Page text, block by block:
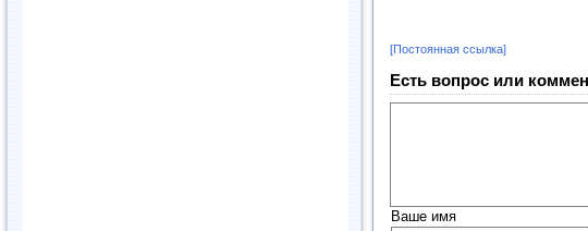
[Постоянная ссылка]
Есть вопрос или
Ваше имя